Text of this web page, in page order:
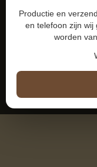
Productie en
en telefoon zijn wij
worden